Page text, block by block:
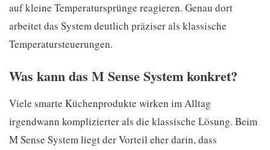
auf kleine Temperatursprünge reagieren. Genau dort
arbeitet das System deutlich präziser als klassische
Temperatursteuerungen.
Was kann das M Sense System konkret?
Viele smarte Küchenprodukte wirken im Alltag
irgendwann komplizierter als die klassische Lösung. Beim
M Sense System liegt der Vorteil eher darin, dass